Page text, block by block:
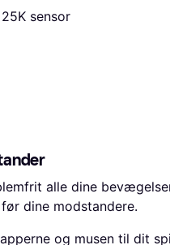
sensor
alle dine
dine modstandere.
og musen til dit